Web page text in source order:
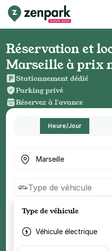
Réservation et
Marseille à prix
Stationnement dédié
Parking privé
Réservez à l'avance
Heure/Jour
Où cherchez-vous un
Type de véhicule
Type de véhicule
Véhicule électrique